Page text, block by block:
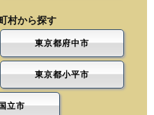
村から探す
東京都府中市
東京都小平市
立市